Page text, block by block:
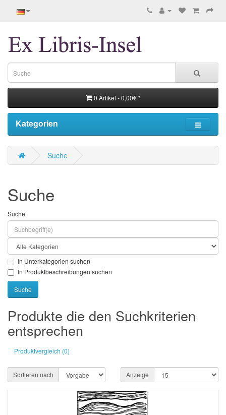
0 Artikel - 0,00€ *
Kategorien
Suche
Suche
Suche
In Unterkategorien suchen
In Produktbeschreibungen suchen
Produkte die den Suchkriterien
entsprechen
Produktvergleich (0)
Sortieren nach Anzeige